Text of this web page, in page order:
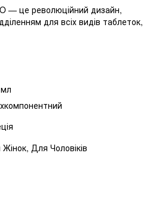
— це революційний дизайн,
для всіх видів таблеток,
Для Чоловіків